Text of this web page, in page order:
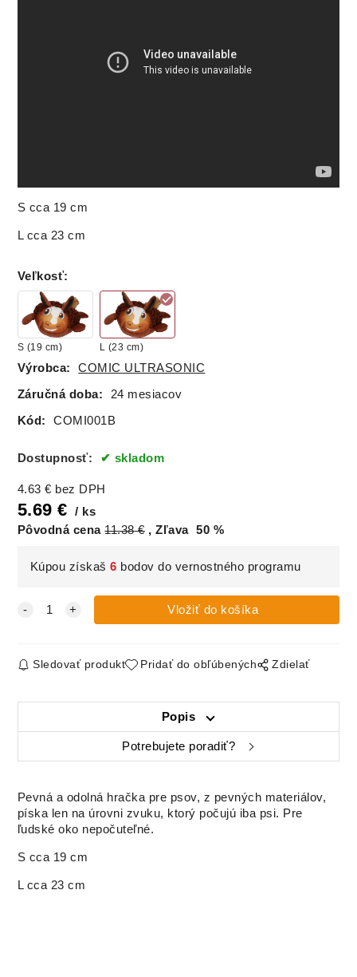
S cca 19 cm
L cca 23 cm
Veľkosť:
S (19 cm) L (23 cm)
Výrobca: COMIC ULTRASONIC
Záručná doba: 24 mesiacov
Kód: COMI001B
Dostupnosť: skladom
4.63 € bez DPH
5.69 €
ks
Pôvodná cena 11.38€ Zľava 50 %
Kúpou získaš6 bodov do vernostného programu
Sledovať produkt Pridať do obľúbených Zdielať
Popis
Potrebujete poradiť?
Pevná a odolná hračka pre psov, z pevných materiálov,
píska len na úrovni zvuku, ktorý počujú iba psi. Pre
ľudské oko nepočuteľné.
S cca 19 cm
L cca 23 cm